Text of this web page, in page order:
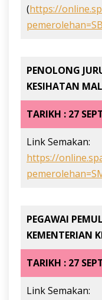
(https://
PENOLONG
KESIHATAN
TARIKH : 27
Link Semakan:
https://
PEGAWAI
KEMENTERIAN
TARIKH : 27
Link Semakan: